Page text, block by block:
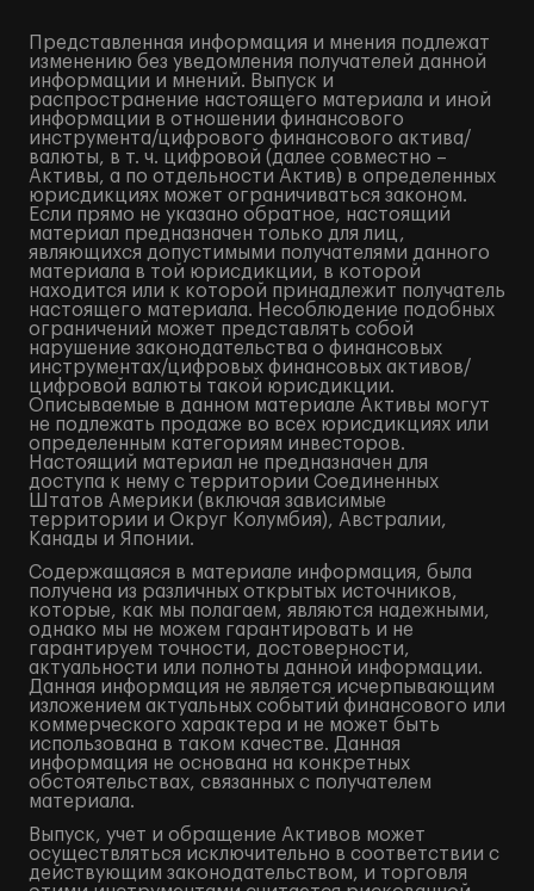
Представленная информация и мнения подлежат
изменению без уведомления получателей данной
информации и мнений. Выпуск и
распространение настоящего материала и иной
информации в отношении финансового
инструмента/цифрового финансового актива/
валюты, в т. ч. цифровой (далее совместно –
Активы, а по отдельности Актив) в определенных
юрисдикциях может ограничиваться законом.
Если прямо не указано обратное, настоящий
материал предназначен только для лиц,
являющихся допустимыми получателями данного
материала в той юрисдикции, в которой
находится или к которой принадлежит получатель
настоящего материала. Несоблюдение подобных
ограничений может представлять собой
нарушение законодательства о финансовых
инструментах/цифровых финансовых активов/
цифровой валюты такой юрисдикции.
Описываемые в данном материале Активы могут
не подлежать продаже во всех юрисдикциях или
определенным категориям инвесторов.
Настоящий материал не предназначен для
доступа к нему с территории Соединенных
Штатов Америки (включая зависимые
территории и Округ Колумбия), Австралии,
Канады и Японии.
Содержащаяся в материале информация, была
получена из различных открытых источников,
которые, как мы полагаем, являются надежными,
однако мы не можем гарантировать и не
гарантируем точности, достоверности,
актуальности или полноты данной информации.
Данная информация не является исчерпывающим
изложением актуальных событий финансового или
коммерческого характера и не может быть
использована в таком качестве. Данная
информация не основана на конкретных
обстоятельствах, связанных с получателем
материала.
Выпуск, учет и обращение Активов может
осуществляться исключительно в соответствии с
действующим законодательством, и торговля